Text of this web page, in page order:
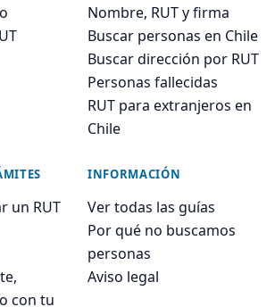
Nombre, RUT y firma
Buscar personas en Chile
Buscar dirección por RUT
Personas fallecidas
RUT para extranjeros en
Chile
un RUT
con tu
INFORMACIÓN
Ver todas las guías
Por qué no buscamos
personas
Aviso legal